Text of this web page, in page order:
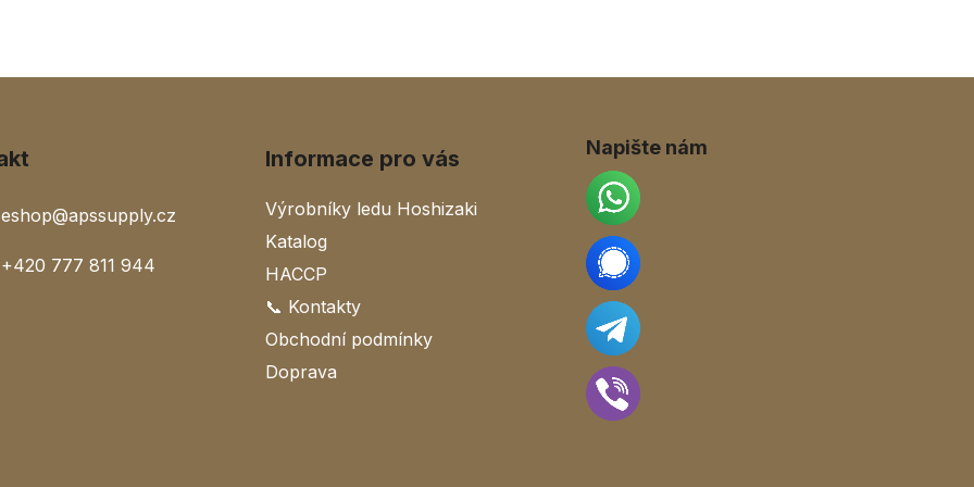
eshop@apssupply.cz
+420 777 811 944
Informace pro vás
Výrobníky ledu Hoshizaki
Katalog
HACCP
📞 Kontakty
Obchodní podmínky
Doprava
Napište nám